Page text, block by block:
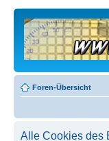
Foren-Übersicht
Alle Cookies des